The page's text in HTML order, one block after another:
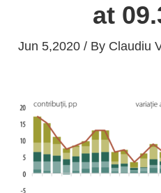
at
Jun 5,2020 / By Claudiu